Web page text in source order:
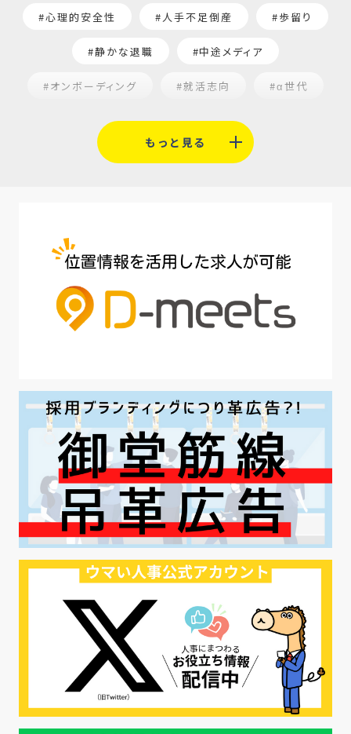
#心理的安全性 #人手不足倒産 #歩留り
#静かな退職 #中途メディア
#オンボーディング #就活志向 #α世代
#平均採用単価
#人材定着 #AI面接
#魅力の伝え方 #求職者 #27卒
#採用オウンドメディア #業種別
#採用ピッチ資料 #28卒 #ロールモデル
#第二新卒 #採用の効率化
#AI活用 #職場カルチャーギャップ
#早期退職 #ハラスメント
#ハラスメント対策 #SNS活用
#リクルーター制度 #内定辞退の防止
#歩留まり改善 #採用ナーチャリング
#採用CX #学内セミナー #カジュアル面談
#転職ファストパス #PRO #採用代行
#エシカル採用 #エシカル就活
#メンタルヘルス #年間採用計画
もっと見る